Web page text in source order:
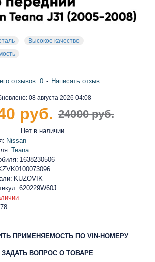
Высокое качество
Nissan
Teana
1638230506
KUZOVIK
620229W60J
08 августа 2026 04:08
Нет в наличии
отзывов: 0 - Написать отзыв
24000 руб.
руб.
ПРИМЕНЯЕМОСТЬ ПО VIN-НОМЕРУ
ЗАДАТЬ ВОПРОС О ТОВАРЕ